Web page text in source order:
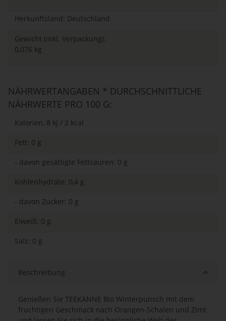
Herkunftsland: Deutschland
Gewicht (inkl. Verpackung):
0,076 kg
NÄHRWERTANGABEN * DURCHSCHNITTLICHE
NÄHRWERTE PRO 100 G:
Kalorien, 8 kJ / 2 kcal
Fett: 0 g
- davon gesättigte Fettsäuren: 0 g
Kohlenhydrate: 0,4 g
- davon Zucker: 0 g
Eiweiß: 0 g
Salz: 0 g
Beschreibung
Genießen Sie TEEKANNE Bio Winterpunsch mit dem
fruchtigen Geschmack nach Orangen-Schalen und Zimt